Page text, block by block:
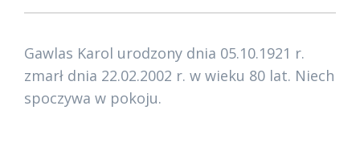
Gawlas Karol urodzony dnia 05.10.1921 r.
zmarł dnia 22.02.2002 r. w wieku 80 lat. Niech
spoczywa w pokoju.